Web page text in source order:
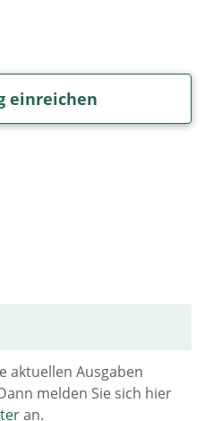
einreichen
aktuellen Ausgaben
melden Sie sich hier
an.